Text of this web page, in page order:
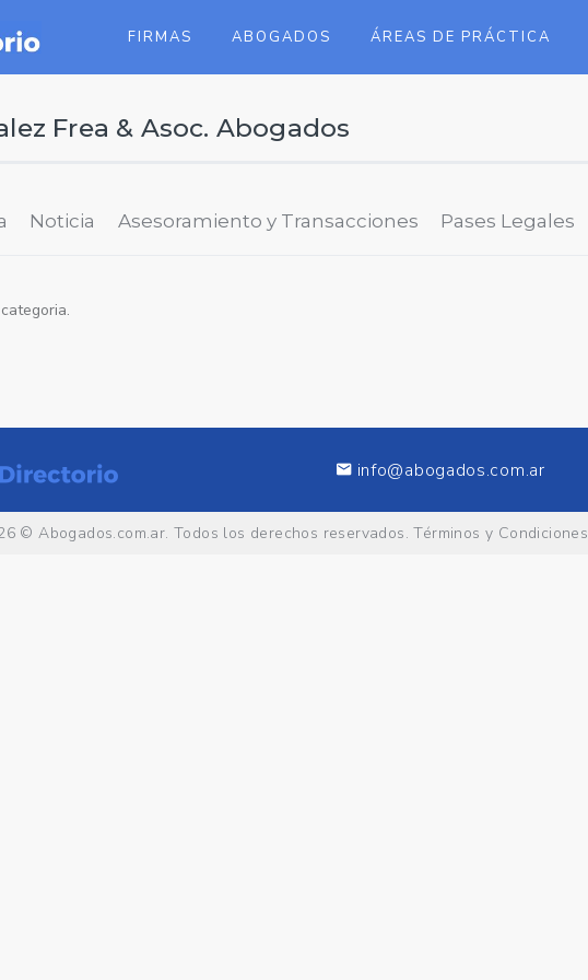
FIRMAS ABOGADOS ÁREAS DE PRÁCTICA
Frea & Asoc. Abogados
Noticia Asesoramiento y Transacciones Pases Legales
info@abogados.com.ar
©Abogados.com.ar. Todos los derechos reservados.Términos y Condiciones